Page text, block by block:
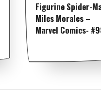
Figurine Spider-
Miles Morales –
Marvel Comics-